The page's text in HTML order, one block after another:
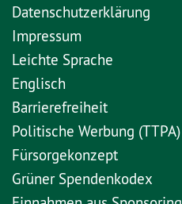
Datenschutzerklärung
Impressum
Leichte Sprache
Englisch
Barrierefreiheit
Politische Werbung (TTPA)
Fürsorgekonzept
Grüner Spendenkodex